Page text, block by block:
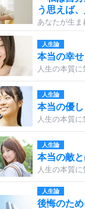
う思えば
あなたが生ま
人生論
本当の幸せ
人生の本質
人生論
本当の優し
人生の本質
人生論
本当の敵と
人生の本質
人生論
後悔のため